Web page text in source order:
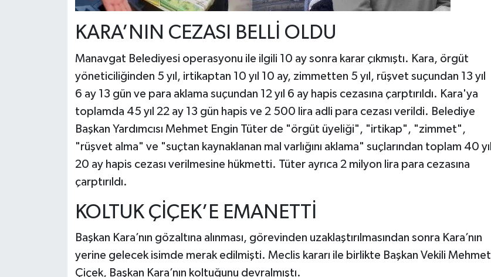
KARA’NIN CEZASI BELLİ OLDU
Manavgat Belediyesi operasyonu ile ilgili 10 ay sonra karar çıkmıştı. Kara, örgüt
yöneticiliğinden 5 yıl, irtikaptan 10 yıl 10 ay, zimmetten 5 yıl, rüşvet suçundan 13 yıl
6 ay 13 gün ve para aklama suçundan 12 yıl 6 ay hapis cezasına çarptırıldı. Kara'ya
toplamda 45 yıl 22 ay 13 gün hapis ve 2 500 lira adli para cezası verildi. Belediye
Başkan Yardımcısı Mehmet Engin Tüter de "örgüt üyeliği", "irtikap", "zimmet",
"rüşvet alma" ve "suçtan kaynaklanan mal varlığını aklama" suçlarından toplam 40 yıl
20 ay hapis cezası verilmesine hükmetti. Tüter ayrıca 2 milyon lira para cezasına
çarptırıldı.
KOLTUK ÇİÇEK’E EMANETTİ
Başkan Kara’nın gözaltına alınması, görevinden uzaklaştırılmasından sonra Kara’nın
yerine gelecek isimde merak edilmişti. Meclis kararı ile birlikte Başkan Vekili Mehmet
Çiçek, Başkan Kara’nın koltuğunu devralmıştı.